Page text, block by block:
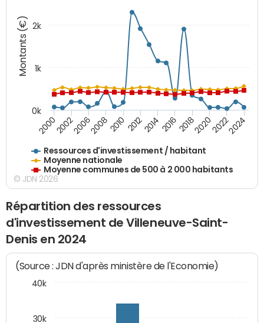
Montants (€)
Ressources d'investissement / habitant
Moyenne nationale
Moyenne communes de 500 à 2 000 habitants
20002002200620082010 2012201420162018202020222024
0k
1k
2k
© JDN 2026
Répartition des ressources
d'investissement de Villeneuve-Saint-
Denis en 2024
(Source : JDN d'après ministère de l'Economie)
30k
40k